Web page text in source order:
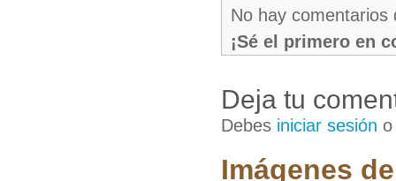
No hay comentarios
¡Sé el primero en
Deja tu
Debes iniciar sesión
Imágenes